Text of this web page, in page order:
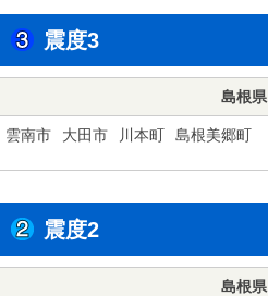
震度3
島根県
雲南市 大田市 川本町 島根美郷町
震度2
島根県